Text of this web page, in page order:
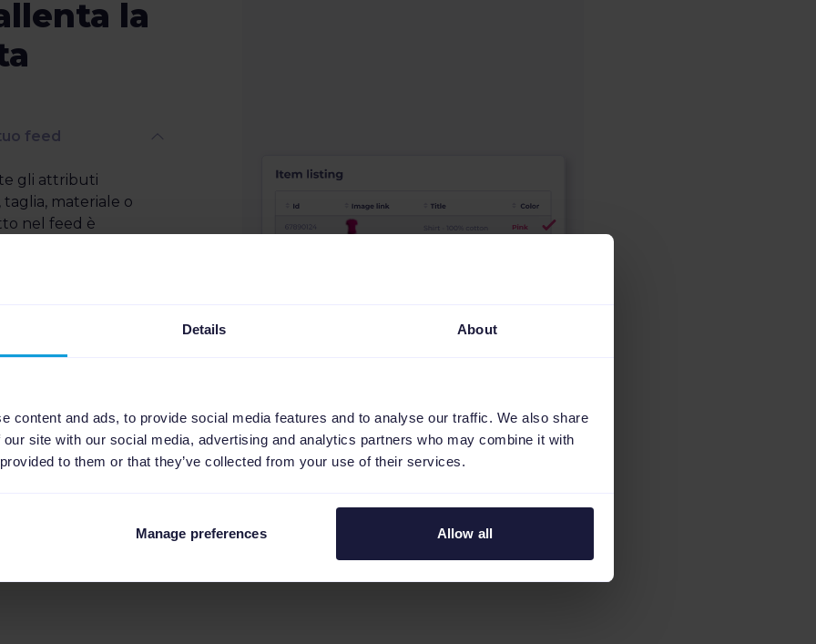
Details About
content and ads, to provide social media features and to analyse our traffic. We also share
site with our social media, advertising and analytics partners who may combine it with
to them or that they’ve collected from your use of their services.
Manage preferences Allow all
la
feed
gli attributi
materiale o
nel feed è
la rilevanza nelle
acquirenti più
mercati